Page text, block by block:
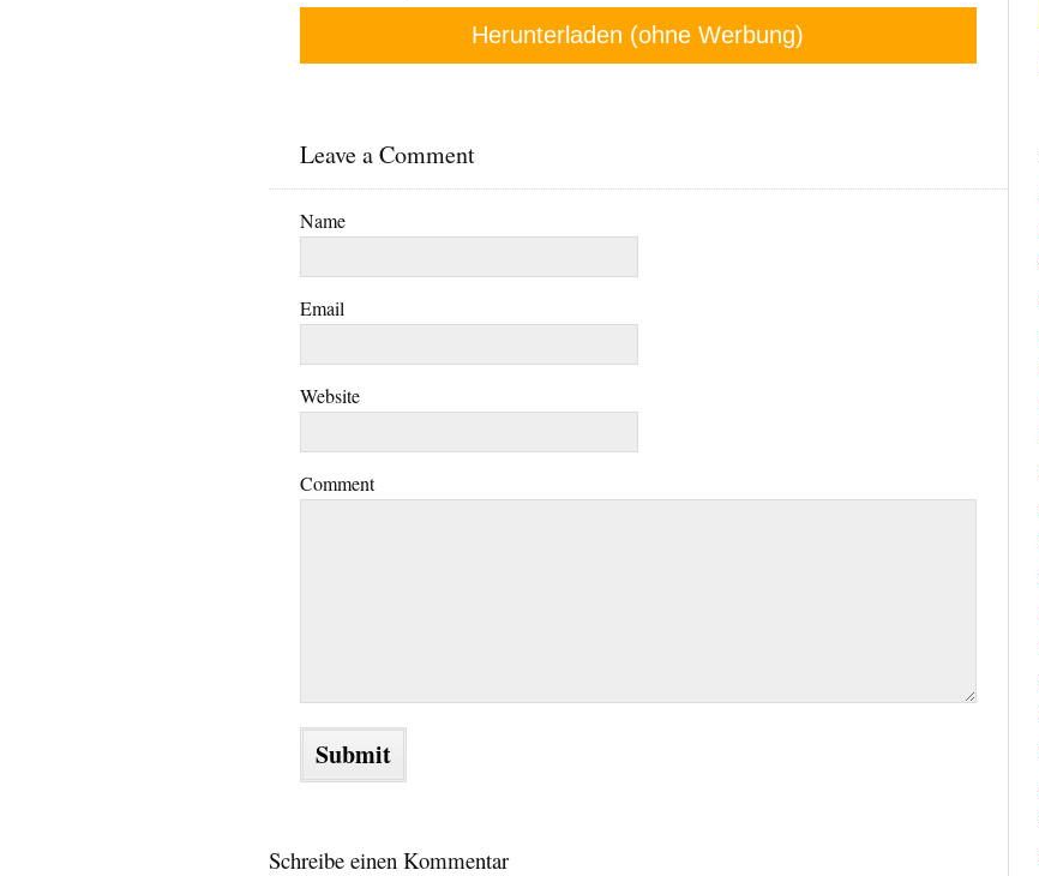
Herunterladen (ohne Werbung)
Leave a Comment
Name
Email
Website
Comment
Schreibe einen Kommentar